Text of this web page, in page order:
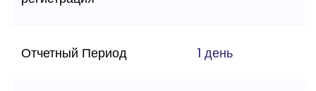
Отчетный Период 1 день